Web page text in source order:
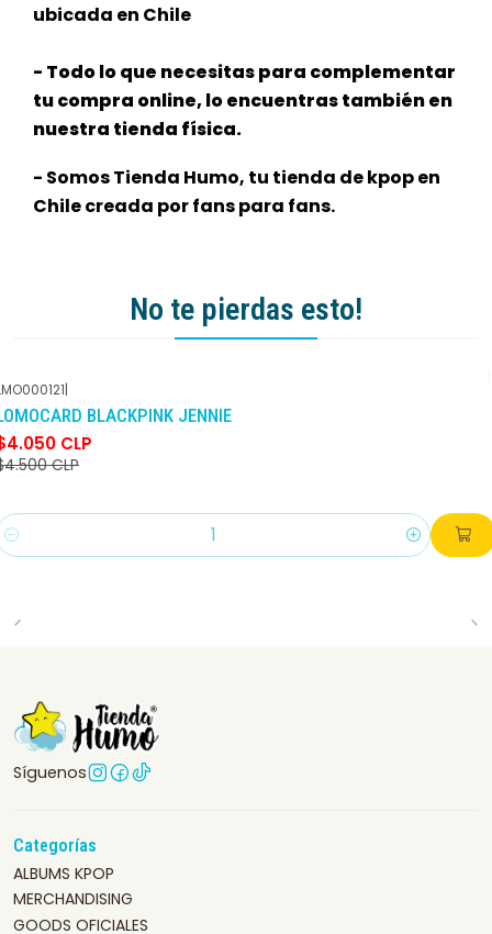
ubicada en Chile
- Todo lo que necesitas para complementar
tu compra online, lo encuentras también en
nuestra tienda física.
- Somos Tienda Humo, tu tienda de kpop en
Chile creada por fans para fans.
No te pierdas esto!
-10% DCTO
|
BLACKPINK JENNIE
CLP
CLP
Síguenos
Categorías
ALBUMS KPOP
MERCHANDISING
GOODS OFICIALES